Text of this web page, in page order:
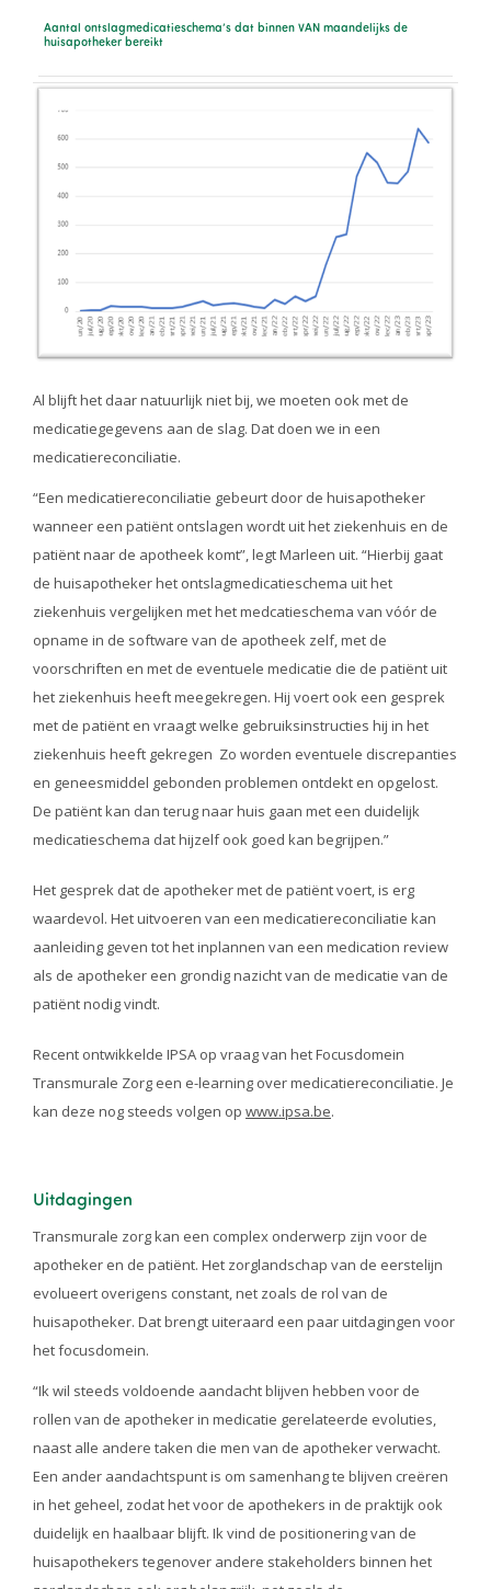
Aantal ontslagmedicatieschema’s dat binnen VAN maandelijks de
huisapotheker bereikt
Al blijft het daar natuurlijk niet bij, we moeten ook met de
medicatiegegevens aan de slag. Dat doen we in een
medicatiereconciliatie.
“Een medicatiereconciliatie gebeurt door de huisapotheker
wanneer een patiënt ontslagen wordt uit het ziekenhuis en de
patiënt naar de apotheek komt”, legt Marleen uit. “Hierbij gaat
de huisapotheker het ontslagmedicatieschema uit het
ziekenhuis vergelijken met het medcatieschema van vóór de
opname in de software van de apotheek zelf, met de
voorschriften en met de eventuele medicatie die de patiënt uit
het ziekenhuis heeft meegekregen. Hij voert ook een gesprek
met de patiënt en vraagt welke gebruiksinstructies hij in het
ziekenhuis heeft gekregen Zo worden eventuele discrepanties
en geneesmiddel gebonden problemen ontdekt en opgelost.
De patiënt kan dan terug naar huis gaan met een duidelijk
medicatieschema dat hijzelf ook goed kan begrijpen.”
Het gesprek dat de apotheker met de patiënt voert, is erg
waardevol. Het uitvoeren van een medicatiereconciliatie kan
aanleiding geven tot het inplannen van een medication review
als de apotheker een grondig nazicht van de medicatie van de
patiënt nodig vindt.
Recent ontwikkelde IPSA op vraag van het Focusdomein
Transmurale Zorg een e-learning over medicatiereconciliatie. Je
kan deze nog steeds volgen op www.ipsa.be.
Uitdagingen
Transmurale zorg kan een complex onderwerp zijn voor de
apotheker en de patiënt. Het zorglandschap van de eerstelijn
evolueert overigens constant, net zoals de rol van de
huisapotheker. Dat brengt uiteraard een paar uitdagingen voor
het focusdomein.
“Ik wil steeds voldoende aandacht blijven hebben voor de
rollen van de apotheker in medicatie gerelateerde evoluties,
naast alle andere taken die men van de apotheker verwacht.
Een ander aandachtspunt is om samenhang te blijven creëren
in het geheel, zodat het voor de apothekers in de praktijk ook
duidelijk en haalbaar blijft. Ik vind de positionering van de
huisapothekers tegenover andere stakeholders binnen het